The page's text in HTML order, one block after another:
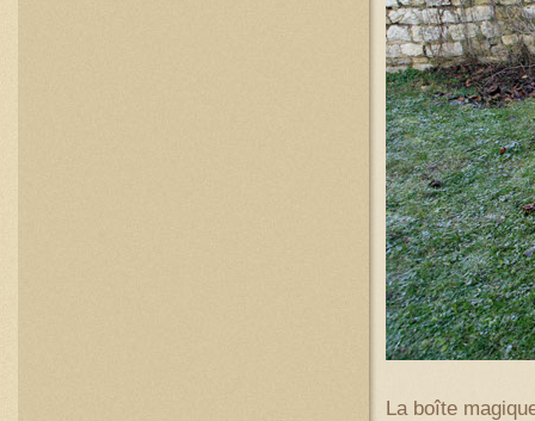
La boîte